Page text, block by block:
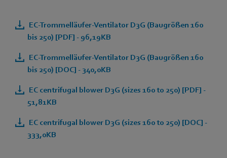
EC-Trommelläufer-Ventilator D3G (Baugrößen 160
bis 250) [PDF] - 96,19KB
EC-Trommelläufer-Ventilator D3G (Baugrößen 160
bis 250) [DOC] - 340,0KB
EC centrifugal blower D3G (sizes 160 to 250) [PDF] -
51,81KB
EC centrifugal blower D3G (sizes 160 to 250) [DOC] -
333,0KB